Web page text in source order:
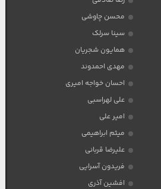
محسن چاوشی
سینا سرلک
همایون شجریان
مهدی احمدوند
احسان خواجه امیری
علی لهراسبی
امیر علی
میثم ابراهیمی
علیرضا قربانی
فریدون آسرایی
افشین آذری